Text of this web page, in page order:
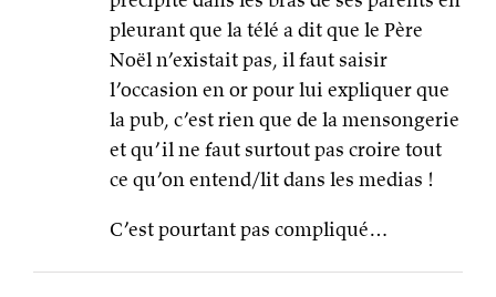
pleurant que la télé a dit que le Père
Noël n’existait pas, il faut saisir
l’occasion en or pour lui expliquer que
la pub, c’est rien que de la mensongerie
et qu’il ne faut surtout pas croire tout
ce qu’on entend/lit dans les medias !
C’est pourtant pas compliqué…